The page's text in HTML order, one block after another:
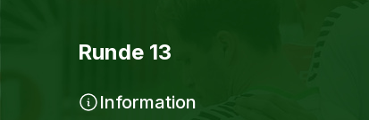
Runde 13
Information